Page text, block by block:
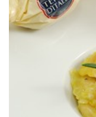
RAVIOLIS
DE
Unos raviolis